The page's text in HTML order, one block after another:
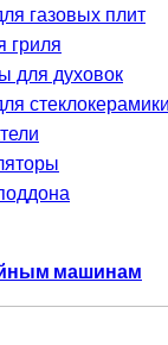
газовых плит
гриля
для духовок
стеклокерамики
машинам